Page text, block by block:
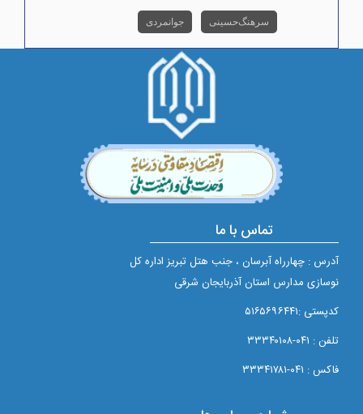
سرهنگ حسینی جوانمردی
تماس با ما
آدرس : چهارراه آبرسان ، جنب هتل تبریز اداره کل
نوسازی مدارس استان آذربایجان شرقی
کدپستی :۵۱۶۵۶۹۶۴۴۱
تلفن : ۰۴۱-۳۳۳۴۰۱۰۸
فاکس : ۰۴۱-۳۳۳۴۱۷۸۱